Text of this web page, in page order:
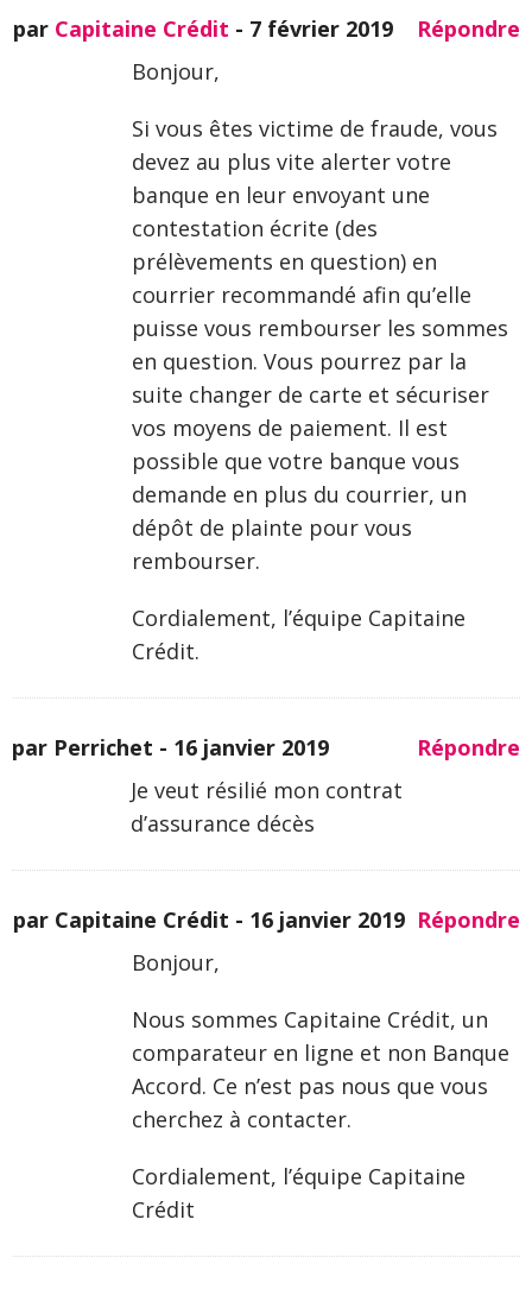
par Capitaine Crédit - 7 février 2019
Répondre
Bonjour,
Si vous êtes victime de fraude, vous
devez au plus vite alerter votre
banque en leur envoyant une
contestation écrite (des
prélèvements en question) en
courrier recommandé afin qu’elle
puisse vous rembourser les sommes
en question. Vous pourrez par la
suite changer de carte et sécuriser
vos moyens de paiement. Il est
possible que votre banque vous
demande en plus du courrier, un
dépôt de plainte pour vous
rembourser.
Cordialement, l’équipe Capitaine
Crédit.
par Perrichet - 16 janvier 2019
Répondre
Je veut résilié mon contrat
d’assurance décès
par Capitaine Crédit - 16 janvier 2019 Répondre
Bonjour,
Nous sommes Capitaine Crédit, un
comparateur en ligne et non Banque
Accord. Ce n’est pas nous que vous
cherchez à contacter.
Cordialement, l’équipe Capitaine
Crédit